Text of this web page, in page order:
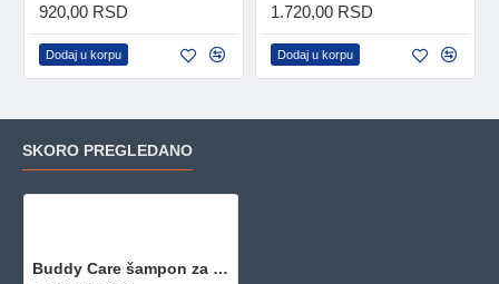
920,00 RSD
Dodaj u korpu
1.720,00 RSD
Dodaj u korpu
SKORO PREGLEDANO
Buddy Care šampon za pse - Black Cherry 500ml